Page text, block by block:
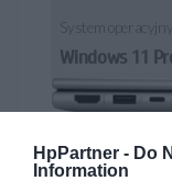
HpPartner - Do
Information
System operacyjny
Windows 11